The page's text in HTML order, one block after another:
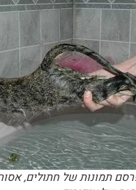
תמונות של חתולים,